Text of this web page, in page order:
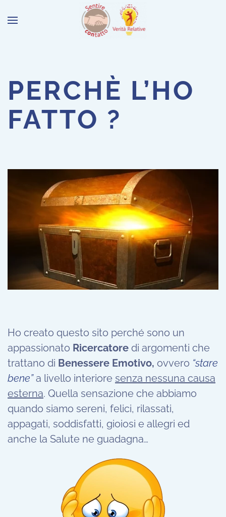
PERCHÈ L’HO
FATTO ?
Ho creato questo sito perché sono un
appassionato Ricercatore di argomenti che
trattano di Benessere Emotivo, ovvero “stare
bene”a livello interiore senza nessuna causa
esterna. Quella sensazione che abbiamo
quando siamo sereni, felici, rilassati,
appagati, soddisfatti, gioiosi e allegri ed
anche la Salute ne guadagna…